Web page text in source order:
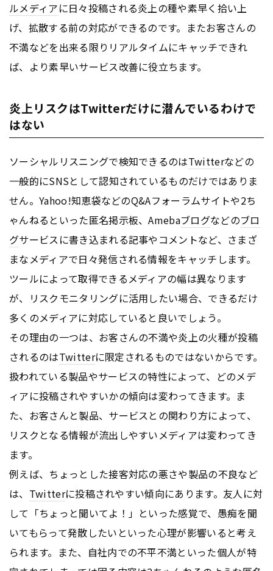
ルメディアに日々投稿される炎上の種や素早く拾い上
げ、拡散する前の対応ができるのです。またお客さんの
不満などを出来る限りリアルタイムにキャッチできれ
ば、より素早いサービス改善に役立ちます。
炎上リスクはTwitterだけに潜んでいるわけで
はない
ソーシャルリスニングで検知できるのはTwitterなどの
一般的にSNSとして認知されているものだけではありま
せん。Yahoo!知恵袋などのQ&Aフォーラムサイトや2ち
ゃんねるといった匿名掲示板、Amebaブログなどのブロ
グサービスに書き込まれる記事やコメントなど、さまざ
まなメディアで日々発信される情報をキャッチします。
ツールによって取得できるメディアの幅は異なります
が、リスクモニタリングに活用したい場合、できるだけ
多くのメディアに対応していると良いでしょう。
その理由の一つは、お客さんの不満や炎上の火種が投稿
されるのはTwitterに限定されるものではないからです。
扱われている製品やサービスの特性によって、どのメデ
ィアに投稿されやすいかの傾向は変わってきます。ま
た、お客さんと製品、サービスとの関わり方によって、
リスクとなる情報が流出しやすいメディアは変わってき
ます。
例えば、ちょっとした接客対応の悪さや製品の不良など
は、 Twitterに投稿されやすい傾向にあります。友人に対
して「ちょっと聞いてよ！」といった感覚で、愚痴を聞
いてもらって発散したいといった心理が影響いると考え
られます。また、自社内での不平不満といった個人が特